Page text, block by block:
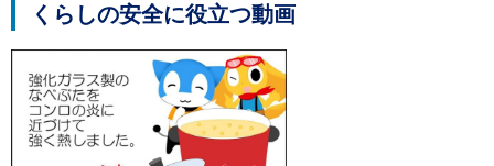
くらしの安全に役立つ動画